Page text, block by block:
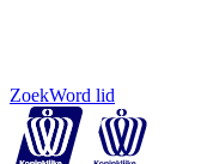
ZoekWord lid